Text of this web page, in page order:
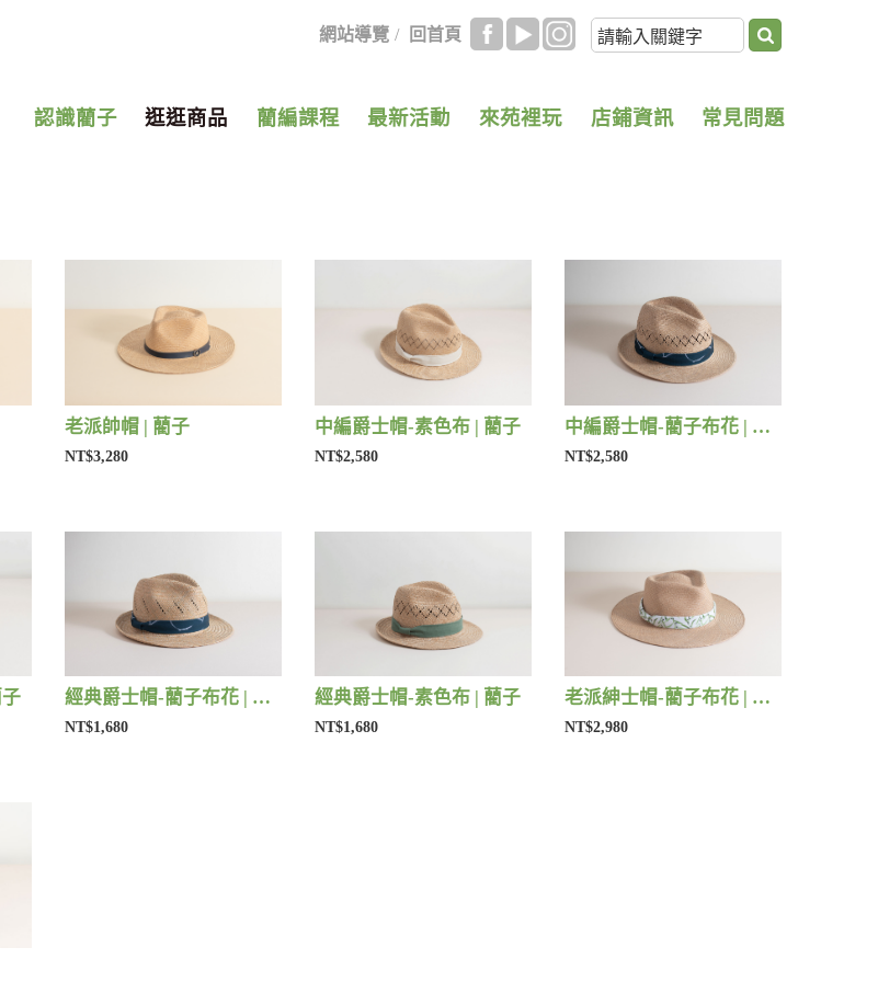
網站導覽 / 回首頁
認識藺子 逛逛商品 藺編課程 最新活動 來苑裡玩 店鋪資訊 常見問題
老派帥帽 | 藺子
NT$3,280
中編爵士帽-素色布 | 藺子
NT$2,580
中編爵士帽-藺子布花 | 藺子
NT$2,580
經典爵士帽-藺子布花 | 藺子
NT$1,680
經典爵士帽-素色布 | 藺子
NT$1,680
老派紳士帽-藺子布花 | 藺子
NT$2,980